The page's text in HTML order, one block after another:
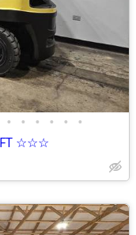
• • • • • •
☆☆☆